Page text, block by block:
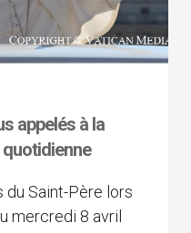
appelés à la
Saint-Père lors
mercredi 8 avril